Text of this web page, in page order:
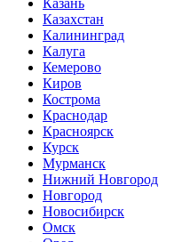
Казань
Казахстан
Калининград
Калуга
Кемерово
Киров
Кострома
Краснодар
Красноярск
Курск
Мурманск
Нижний Новгород
Новгород
Новосибирск
Омск